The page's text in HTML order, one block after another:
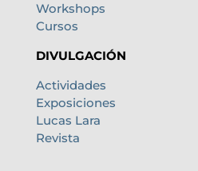
Workshops
Cursos
DIVULGACIÓN
Actividades
Exposiciones
Lucas Lara
Revista